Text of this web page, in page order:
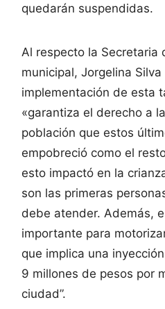
quedarán suspendidas.
Al respecto la Secretaria
municipal, Jorgelina
implementación de esta
«garantiza el derecho a
población que estos
empobreció como el
esto impactó en la
son las primeras
debe atender. Además,
importante para
que implica una
9 millones de pesos por
ciudad”.